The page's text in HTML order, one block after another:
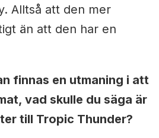
Alltså att den mer
än att den har en
finnas en utmaning i att
vad skulle du säga är
till Tropic Thunder?